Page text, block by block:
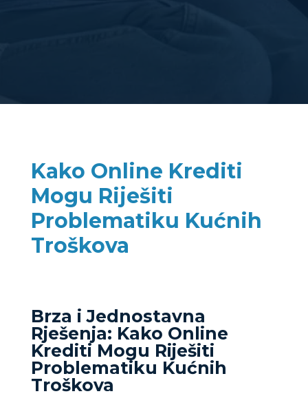
Kako Online Krediti
Mogu Riješiti
Problematiku Kućnih
Troškova
Brza i Jednostavna
Rješenja: Kako Online
Krediti Mogu Riješiti
Problematiku Kućnih
Troškova